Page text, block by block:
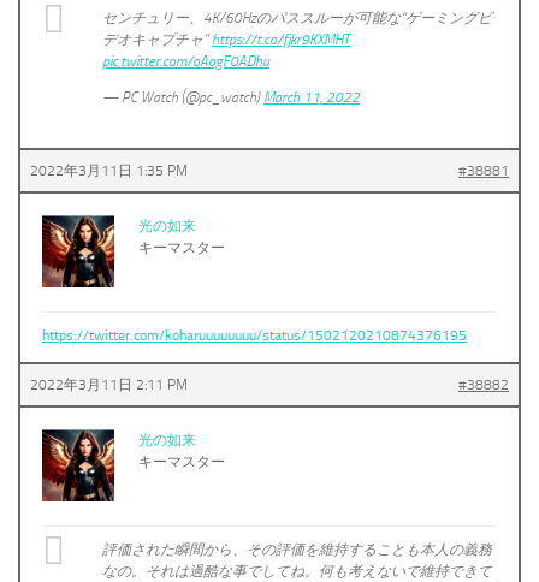
センチュリー、4K/60Hzのパススルーが可能な“ゲーミングビ
デオキャプチャ”https://t.co/fjkr9KXMHT
pic.twitter.com/oAogF0ADhu
— PC Watch (@pc_watch) March 11, 2022
2022年3月11日 1:35 PM #38881
光の如来
キーマスター
https://twitter.com/koharuuuuuuuu/status/1502120210874376195
2022年3月11日 2:11 PM #38882
光の如来
キーマスター
評価された瞬間から、その評価を維持することも本人の義務
なの。それは過酷な事でしてね。何も考えないで維持できて